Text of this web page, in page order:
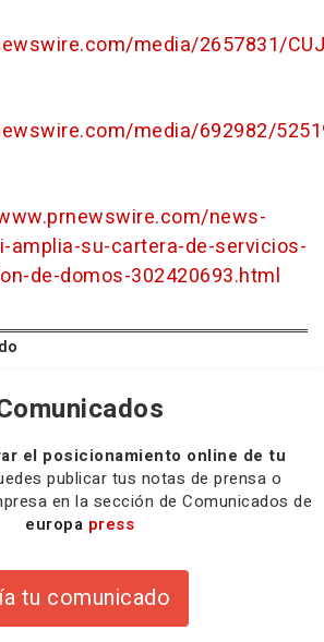
media/2657831/
media/692982/
news-
amplia-su-cartera-de-servicios-
de-domos-302420693.html
el posicionamiento online de tu
publicar tus notas de prensa o
en la sección de Comunicados de
europa press
tu comunicado